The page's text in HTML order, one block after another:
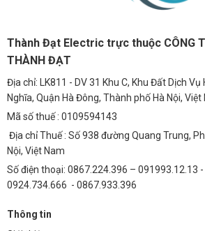
Thành Đạt Electric trực thuộc CÔNG
THÀNH ĐẠT
Địa chỉ: LK811 - DV 31 Khu C, Khu Đất Dịch
Nghĩa, Quận Hà Đông, Thành phố Hà Nội, Việt
Mã số thuế : 0109594143
Địa chỉ Thuế : Số 938 đường Quang Trung,
Nội, Việt Nam
Số điện thoại: 0867.224.396 – 091993.12.13
0924.734.666 - 0867.933.396
Thông tin